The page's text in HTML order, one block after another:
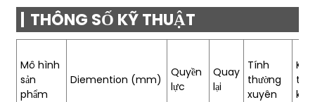
THÔNG SỐ KỸ THUẬT
Mô hình
sản
phẩm
Diemention (mm)
Quyền
lực
Quay
lại
Tính
thường
xuyên